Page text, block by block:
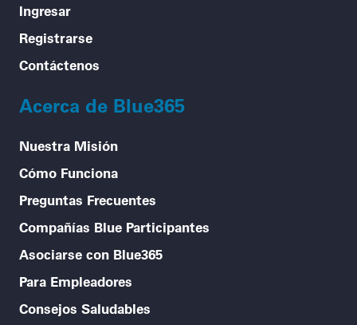
Ingresar
Registrarse
Contáctenos
Acerca de Blue365
Nuestra Misión
Cómo Funciona
Preguntas Frecuentes
Compañías Blue Participantes
Asociarse con Blue365
Para Empleadores
Consejos Saludables